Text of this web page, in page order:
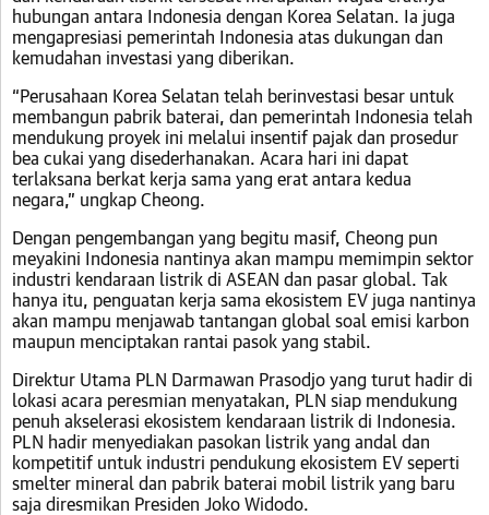
hubungan antara Indonesia dengan Korea Selatan. Ia juga
mengapresiasi pemerintah Indonesia atas dukungan dan
kemudahan investasi yang diberikan.
“Perusahaan Korea Selatan telah berinvestasi besar untuk
membangun pabrik baterai, dan pemerintah Indonesia telah
mendukung proyek ini melalui insentif pajak dan prosedur
bea cukai yang disederhanakan. Acara hari ini dapat
terlaksana berkat kerja sama yang erat antara kedua
negara,” ungkap Cheong.
Dengan pengembangan yang begitu masif, Cheong pun
meyakini Indonesia nantinya akan mampu memimpin sektor
industri kendaraan listrik di ASEAN dan pasar global. Tak
hanya itu, penguatan kerja sama ekosistem EV juga nantinya
akan mampu menjawab tantangan global soal emisi karbon
maupun menciptakan rantai pasok yang stabil.
Direktur Utama PLN Darmawan Prasodjo yang turut hadir di
lokasi acara peresmian menyatakan, PLN siap mendukung
penuh akselerasi ekosistem kendaraan listrik di Indonesia.
PLN hadir menyediakan pasokan listrik yang andal dan
kompetitif untuk industri pendukung ekosistem EV seperti
smelter mineral dan pabrik baterai mobil listrik yang baru
saja diresmikan Presiden Joko Widodo.